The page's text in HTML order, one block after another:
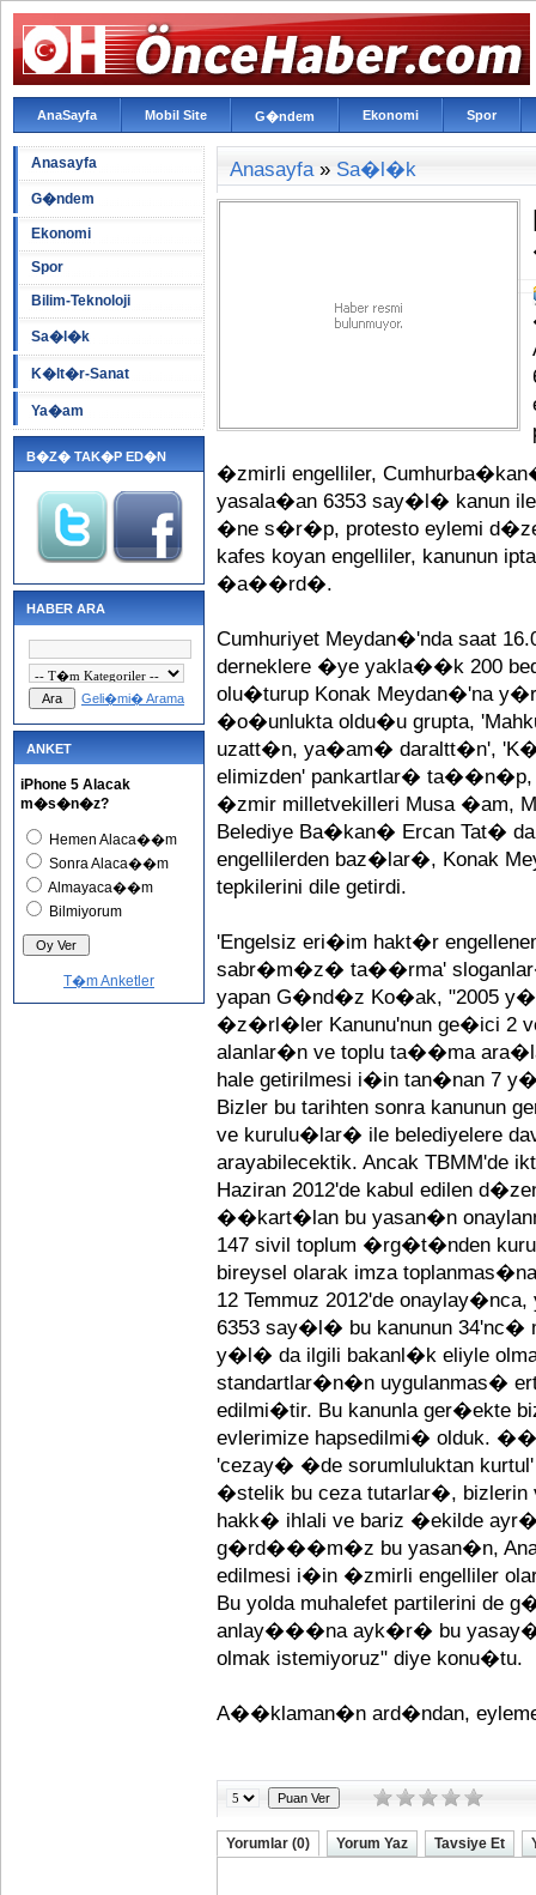
AnaSayfa Mobil Site G�ndem Ekonomi Spor
Anasayfa
G�ndem
Ekonomi
Spor
Bilim-Teknoloji
Sa�l�k
K�lt�r-Sanat
Ya�am
B�Z� TAK�P ED�N
HABER ARA
Geli�mi� Arama
ANKET
iPhone 5 Alacak
m�s�n�z?
Hemen Alaca��m
Sonra Alaca��m
Almayaca��m
Bilmiyorum
T�m Anketler
Anasayfa» Sa�l�k
�zmirli engelliler,
yasala�an 6353 say�l� kanun
�ne s�r�p, protesto eylemi
kafes koyan engelliler, kanunun
�a��rd�.
Cumhuriyet Meydan�'nda saat
derneklere �ye yakla��k 200
olu�turup Konak Meydan�'na
�o�unlukta oldu�u grupta,
uzatt�n, ya�am� daraltt�n',
elimizden' pankartlar�
�zmir milletvekilleri Musa �am,
Belediye Ba�kan� Ercan Tat�
engellilerden baz�lar�, Konak
tepkilerini dile getirdi.
'Engelsiz eri�im hakt�r
sabr�m�z� ta��rma'
yapan G�nd�z Ko�ak, "2005
�z�rl�ler Kanunu'nun ge�ici 2
alanlar�n ve toplu ta��ma
hale getirilmesi i�in tan�nan 7
Bizler bu tarihten sonra kanunun
ve kurulu�lar� ile belediyelere
arayabilecektik. Ancak TBMM'de
Haziran 2012'de kabul edilen
��kart�lan bu yasan�n
147 sivil toplum �rg�t�nden
bireysel olarak imza
12 Temmuz 2012'de
6353 say�l� bu kanunun 34'nc�
y�l� da ilgili bakanl�k eliyle
standartlar�n�n uygulanmas�
edilmi�tir. Bu kanunla ger�ekte
evlerimize hapsedilmi� olduk.
'cezay� �de sorumluluktan
�stelik bu ceza tutarlar�,
hakk� ihlali ve bariz �ekilde
g�rd���m�z bu yasan�n,
edilmesi i�in �zmirli engelliler
Bu yolda muhalefet partilerini
anlay���na ayk�r� bu yasay�
olmak istemiyoruz" diye konu�tu.
A��klaman�n ard�ndan,
Yorumlar (0) Yorum Yaz Tavsiye Et